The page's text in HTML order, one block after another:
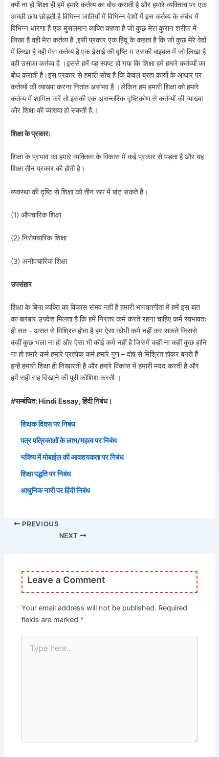
क्यों ना हो शिक्षा ही हमें हमारे कर्तव्य का बोध कराती है और हमारे व्यक्तित्व पर एक
अच्छी छाप छोड़ती है विभिन्न जातियों में विभिन्न देशों में इस कर्तव्य के संबंध में
विभिन्न धारणा है एक मुसलमान व्यक्ति कहता है जो कुछ मेरा कुरान शरीफ में
लिखा है वही मेरा कर्तव्य है ,इसी प्रकार एक हिंदू के कहता है कि जो कुछ मेरे वेदों
में लिखा है वही मेरा कर्तव्य है एक ईसाई की दृष्टि म उसकी बाइबल में जो लिखा है
वही उसका कर्तव्य है ।इससे हमें यह स्पष्ट हो गया कि शिक्षा हमे हमारे कर्तव्यों का
बोध कराती है।इस प्रकार से हमारी सोच है कि केवल ब्रहा कार्यो के आधार पर
कर्तव्यों की व्याख्या करना नितांत असंभव है ।लेकिन हम हमारी शिक्षा को हमारे
कर्तव्य में शामिल करें तो इसकी एक असन्तरिक दृष्टिकोण से कर्तव्यों की व्याख्या
और शिक्षा की व्याख्या हो सकती है.।
शिक्षा के प्रकार:
शिक्षा के प्रभाव का हमारे व्यक्तित्व के विकास में कई प्रकार से पड़ता है और यह
शिक्षा तीन प्रकार की होती है।
व्यवस्था की दृष्टि से शिक्षा को तीन रूप में बांट सकते हैं।
(1) औपचारिक शिक्षा
(2) निरोपचारिक शिक्षा
(3) अनौपचारिक शिक्षा
उपसंहार
शिक्षा के बिना व्यक्ति का विकास संभव नहीं है हमारी भागवतगीता में हमें इस बात
का बारंबार उपदेश मिलता है कि हमें निरंतर कर्म करते रहना चाहिए कर्म स्वभावतः
ही सत – असत से मिश्रित होता है हम ऐसा कोभी कर्म नहीं कर सकते जिससे
कहीं कुछ भला ना हो और ऐसा भी कोई कर्म नहीं है जिसमें कहीं ना कहीं कुछ हानि
ना हो हमारे कर्म हमारे प्रत्येक कर्म हमारे गुण – दोष से मिश्रित होकर बनते हैं
इन्हें हमारी शिक्षा ही निखारती है और हमारे विकास में हमारी मदद करती है और
हमें सही राह दिखाने की पूरी कोशिश करती ।
#सम्बंधित: Hindi Essay, हिंदी निबंध।
शिक्षक दिवस पर निबंध
पत्र पत्रिकाओं के लाभ/महत्व पर निबंध
भविष्य में मोबाईल की आवशयकता पर निबंध
शिक्षा पद्धति पर निबंध
आधुनिक नारी पर हिंदी निबंध
PREVIOUS
NEXT
Leave a Comment
Your email address will not be published. Required
fields are marked *
here..